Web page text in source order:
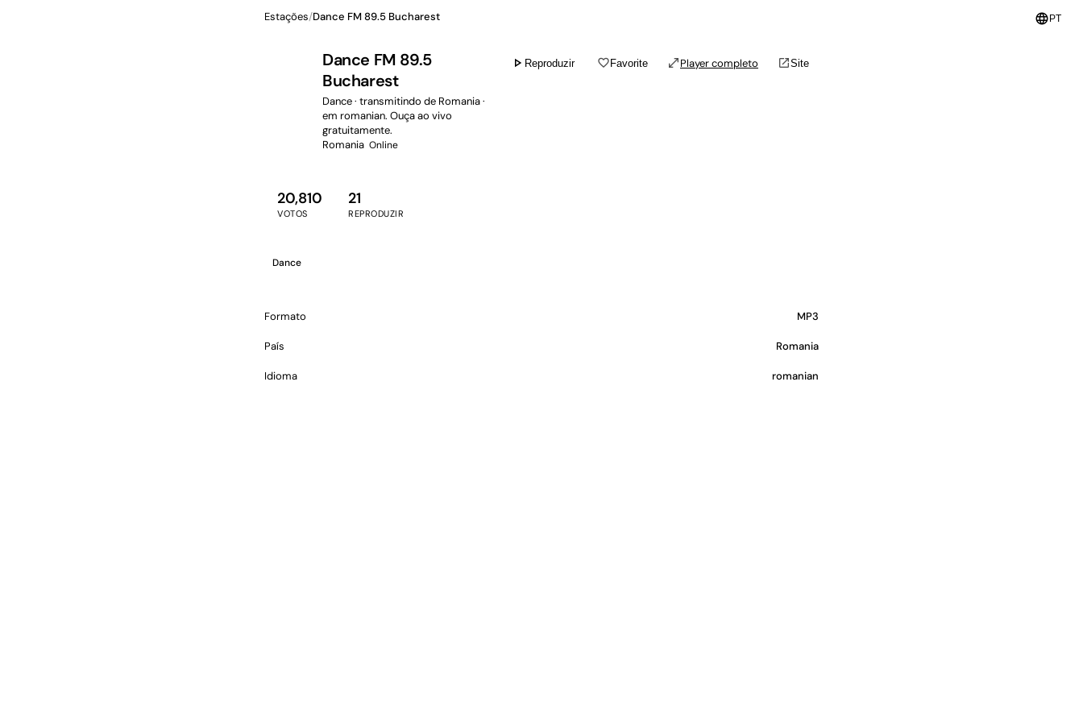
language PT
Estações/Dance FM 89.5 Bucharest
Dance FM 89.5
Bucharest
Dance · transmitindo de Romania ·
em romanian. Ouça ao vivo
gratuitamente.
Romania Online
play_arrow Reproduzir favorite_borderFavorite open_in_fullPlayer completo open_in_newSite
20,810
VOTOS
21
REPRODUZIR
Dance
Formato MP3
País Romania
Idioma romanian